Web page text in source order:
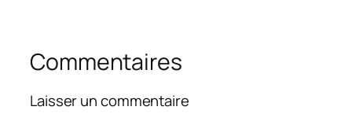
Commentaires
Laisser un commentaire